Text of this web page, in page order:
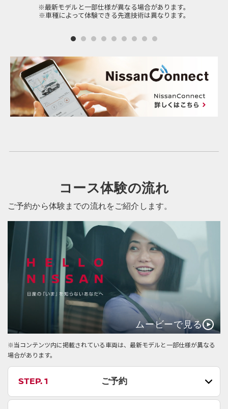
※最新モデルと一部仕様が異なる場合があります。
※車種によって体験できる先進技術は異なります。
コース体験の流れ
ご予約から体験までの流れをご紹介します。
ムービーで見る
※当コンテンツ内に掲載されている車両は、最新モデルと一部仕様が異なる
場合があります。
STEP. 1 ご予約